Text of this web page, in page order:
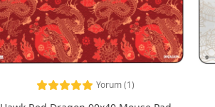
Yorum (1)